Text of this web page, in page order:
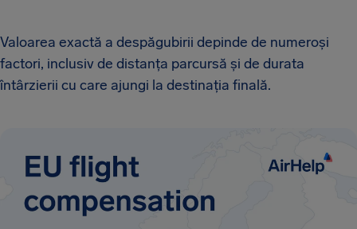
Valoarea exactă a despăgubirii depinde de numeroși
factori, inclusiv de distanța parcursă și de durata
întârzierii cu care ajungi la destinația finală.